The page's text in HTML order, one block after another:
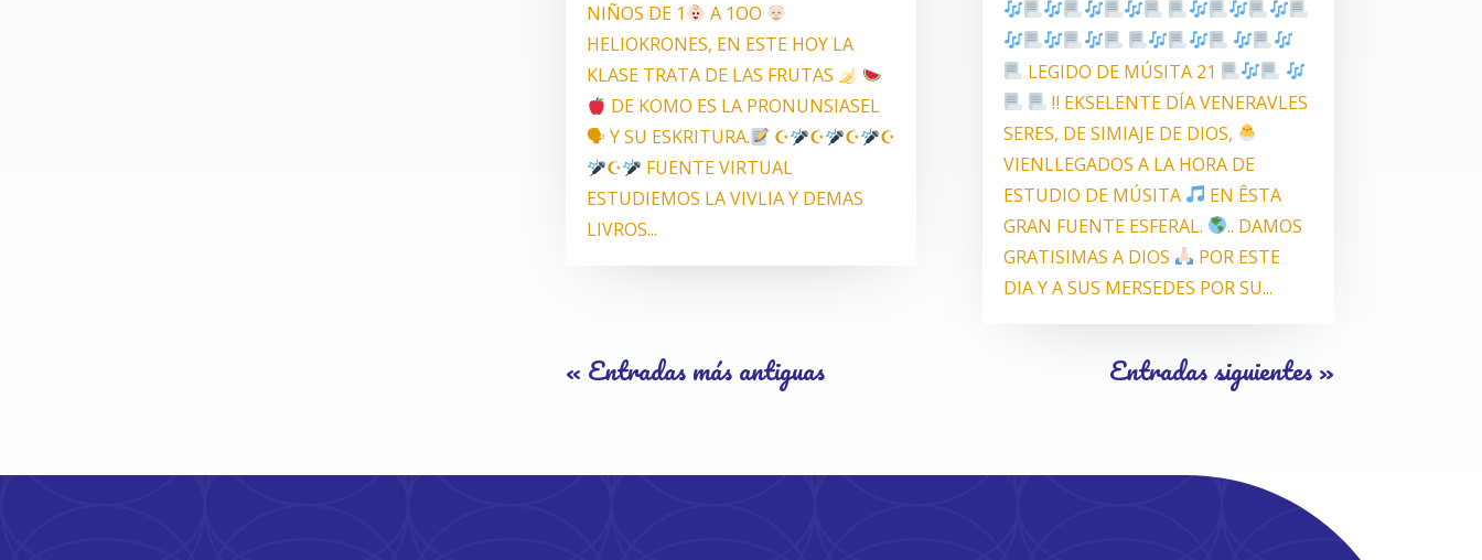
NIÑOS DE 1
A 1OO
HELIOKRONES, EN ESTE HOY LA
KLASE TRATA DE LAS FRUTAS
DE KOMO ES LA PRONUNSIASEL
🗣 Y SU ESKRITURA.
☪ ☪ ☪
☪
☪
FUENTE VIRTUAL
ESTUDIEMOS LA VIVLIA Y DEMAS
LIVROS...
LEGIDO DE MÚSITA 21
‼ EKSELENTE DÍA VENERAVLES
SERES, DE SIMIAJE DE DIOS,
VIENLLEGADOS A LA HORA DE
ESTUDIO DE MÚSITA
EN ÊSTA
GRAN FUENTE ESFERAL.
.. DAMOS
GRATISIMAS A DIOS
POR ESTE
DIA Y A SUS MERSEDES POR SU...
« Entradas más antiguas Entradas siguientes »